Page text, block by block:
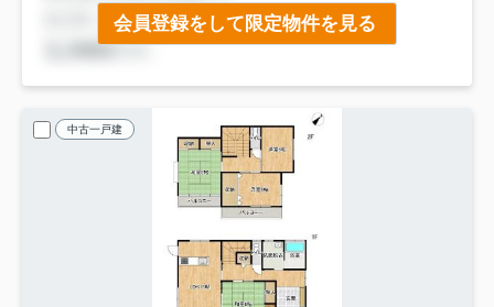
会員登録をして限定物件を見る
中古一戸建